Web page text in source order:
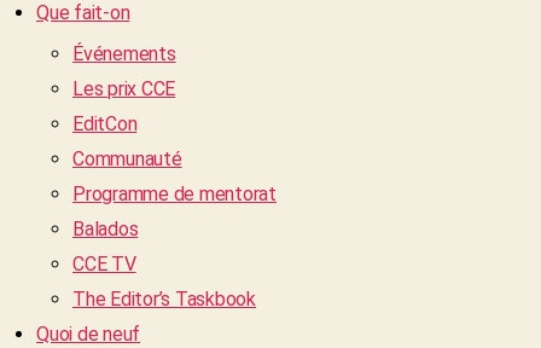
Que fait-on
Événements
Les prix CCE
EditCon
Communauté
Programme de mentorat
Balados
CCE TV
The Editor’s Taskbook
Quoi de neuf